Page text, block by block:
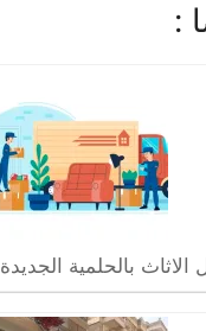
:
بالحلمية الجديدة 01024112733